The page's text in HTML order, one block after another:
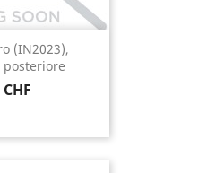
(IN2023),
posteriore